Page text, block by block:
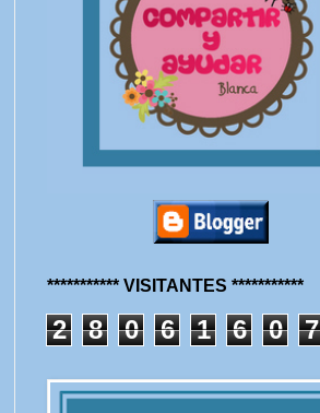
*********** VISITANTES ***********
2 8 0 6 1 6 0 7